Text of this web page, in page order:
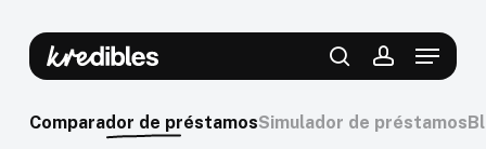
main
content
searchaccount
Menu
Comparador de préstamosSimulador de préstamos